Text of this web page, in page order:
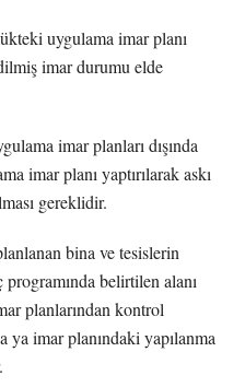
uygulama imar planı
imar durumu elde
imar planları dışında
imar planı yaptırılarak askı
gereklidir.
bina ve tesislerin
belirtilen alanı
planlarından kontrol
ya imar planındaki yapılanma